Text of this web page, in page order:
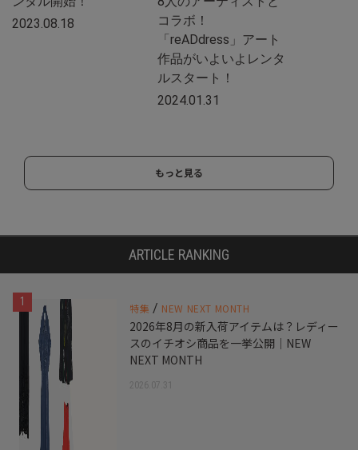
2023.08.18
コラボ！
「reADdress」アート
作品がいよいよレンタ
ルスタート！
2024.01.31
もっと見る
ARTICLE RANKING
1 特集 / NEW NEXT MONTH
2026年8月の新入荷アイテムは？レディー
スのイチオシ商品を一挙公開｜NEW
NEXT MONTH
2026.07.31